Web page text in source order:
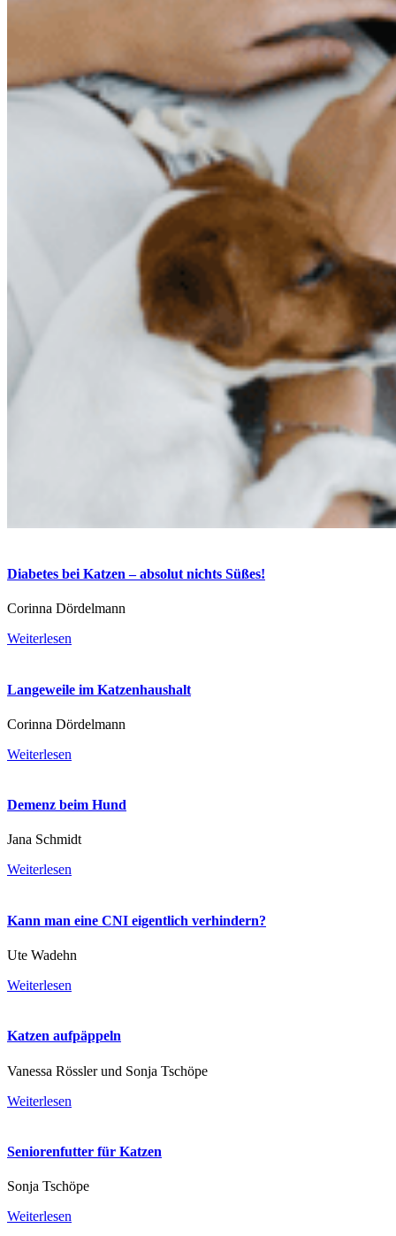
Diabetes bei Katzen – absolut nichts Süßes!
Corinna Dördelmann
Weiterlesen
Langeweile im Katzenhaushalt
Corinna Dördelmann
Weiterlesen
Demenz beim Hund
Jana Schmidt
Weiterlesen
Kann man eine CNI eigentlich verhindern?
Ute Wadehn
Weiterlesen
Katzen aufpäppeln
Vanessa Rössler und Sonja Tschöpe
Weiterlesen
Seniorenfutter für Katzen
Sonja Tschöpe
Weiterlesen